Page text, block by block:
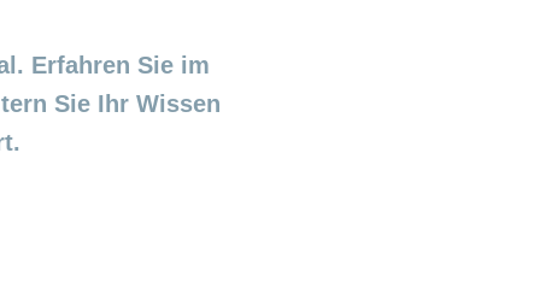
Erfahren Sie im
Sie Ihr Wissen